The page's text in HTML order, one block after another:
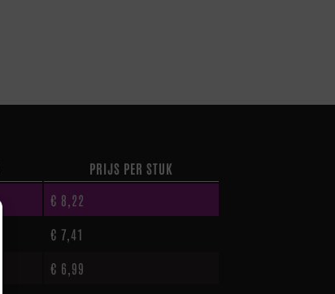
PRIJS PER STUK
€ 8,22
€ 7,41
€ 6,99